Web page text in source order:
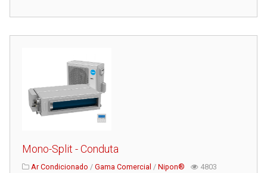
Mono-Split - Conduta
Ar Condicionado / Gama Comercial / Nipon® 4803